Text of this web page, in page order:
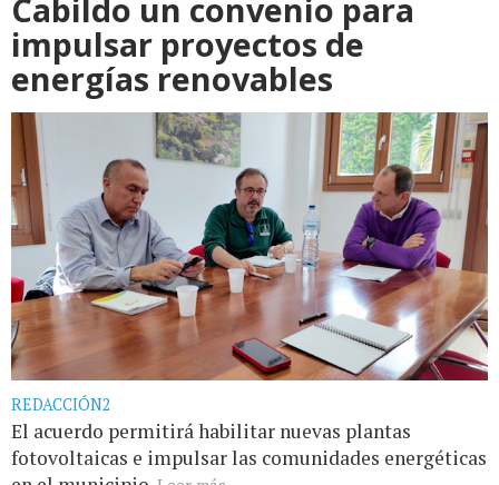
Cabildo un convenio para
impulsar proyectos de
energías renovables
REDACCIÓN2
El acuerdo permitirá habilitar nuevas plantas
fotovoltaicas e impulsar las comunidades energéticas